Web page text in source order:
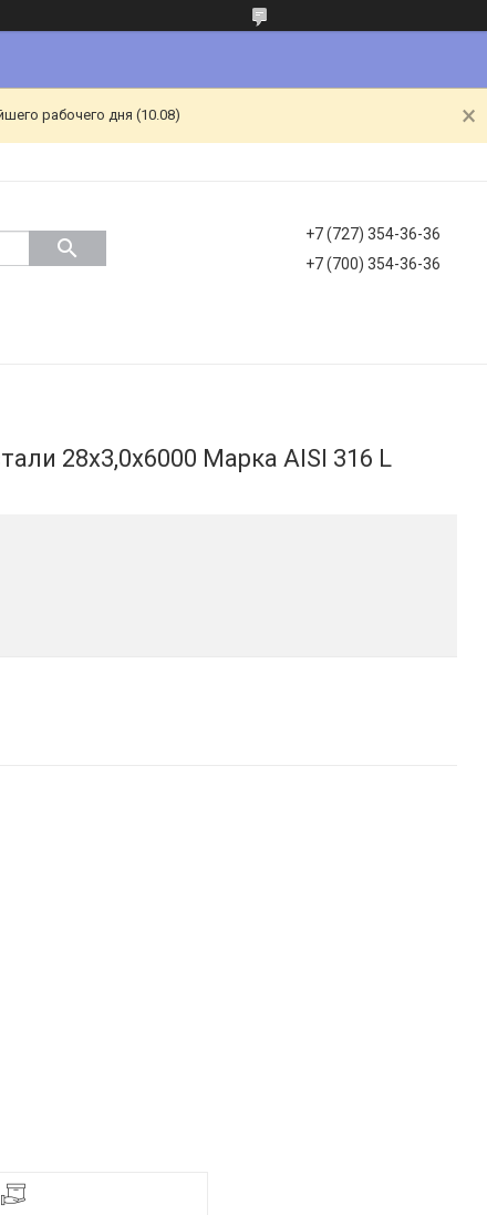
рабочего дня (10.08)
+7 (727) 354-36-36
+7 (700) 354-36-36
28х3,0х6000 Марка AISI 316 L